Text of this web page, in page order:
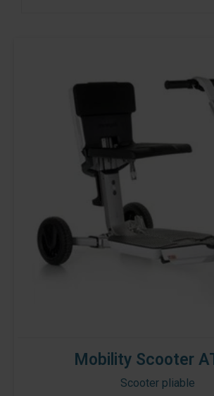
Mobility Scooter
Scooter pliable